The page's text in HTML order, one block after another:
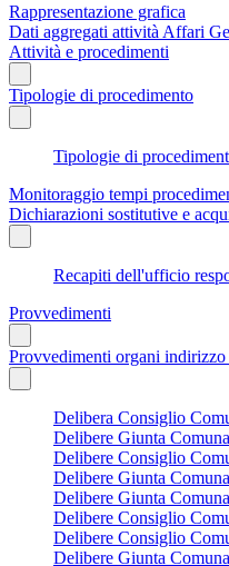
Rappresentazione grafica
Dati aggregati attività Affari
Attività e procedimenti
Tipologie di procedimento
Tipologie di
Monitoraggio tempi
Dichiarazioni sostitutive e
Recapiti dell'ufficio
Provvedimenti
Provvedimenti organi
Delibera Consiglio
Delibere Giunta
Delibere Consiglio
Delibere Giunta
Delibere Giunta
Delibere Consiglio
Delibere Consiglio
Delibere Giunta